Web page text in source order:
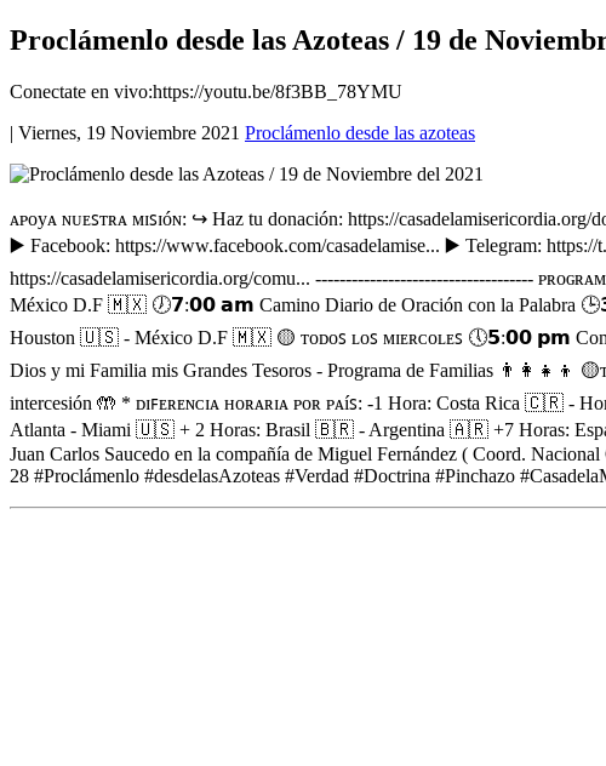
Proclámenlo desde las Azoteas / 19 de
Conectate en vivo:https://youtu.be/8f3BB_78YMU
| Viernes, 19 Noviembre 2021 Proclámenlo desde las azoteas
ᴀᴩᴏyᴀ ɴᴜᴇꜱᴛʀᴀ ᴍɪꜱɪóɴ: ↪️ Haz tu donación: https://casadelamisericordia.org/
▶️ Facebook: https://www.facebook.com/casadelamise... ▶️ Telegram:
https://casadelamisericordia.org/comu... ------------------------------------
México D.F 🇲🇽 🕖𝟳:𝟬𝟬 𝗮𝗺 Camino Diario de Oración con la Palabra
Houston 🇺🇸 - México D.F 🇲🇽 🟡 ᴛᴏᴅᴏꜱ ʟᴏꜱ ᴍɪᴇʀᴄᴏʟᴇꜱ 🕔𝟱:𝟬𝟬 𝗽𝗺
Dios y mi Familia mis Grandes Tesoros - Programa de Familias
intercesión 🤲 * ᴅɪꜰᴇʀᴇɴᴄɪᴀ ʜᴏʀᴀʀɪᴀ ᴩᴏʀ ᴩᴀíꜱ: -1 Hora: Costa Rica
Atlanta - Miami 🇺🇸 + 2 Horas: Brasil 🇧🇷 - Argentina 🇦🇷 +7 Horas:
Juan Carlos Saucedo en la compañía de Miguel Fernández ( Coord.
28 #Proclámenlo #desdelasAzoteas #Verdad #Doctrina #Pinchazo